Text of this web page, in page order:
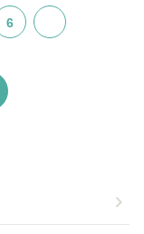
6
chevron_right